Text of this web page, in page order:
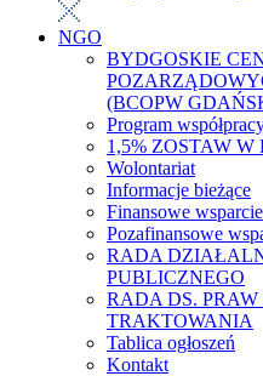
NGO
BYDGOSKIE
(BCOPW
Program
1,5% ZOSTAW
Wolontariat
Informacje bieżące
Finansowe
Pozafinansowe
RADA
PUBLICZNEGO
RADA DS.
TRAKTOWANIA
Tablica ogłoszeń
Kontakt